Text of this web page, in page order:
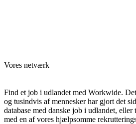
Vores netværk
Find et job i udlandet med Workwide.
og tusindvis af mennesker har gjort det
database med danske job i udlandet,
med en af vores hjælpsomme